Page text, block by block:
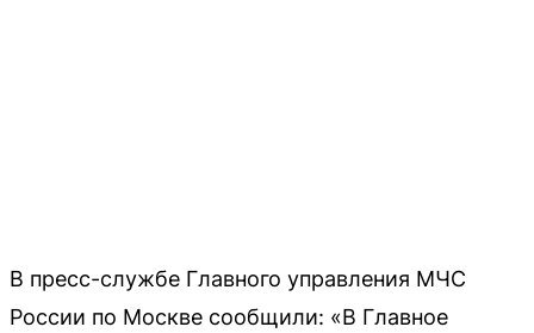
В пресс-службе Главного управления МЧС
России по Москве сообщили: «В Главное